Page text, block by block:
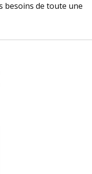
besoins de toute une